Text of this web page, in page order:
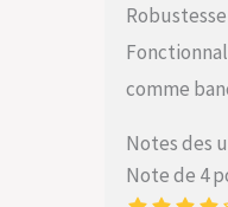
Robustesse
comme
Notes des
Note de 4